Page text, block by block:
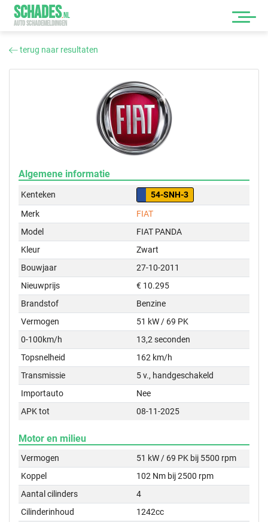
SCHADES.NL
AUTO SCHADEMELDINGEN
terug naar resultaten
Algemene informatie
Kenteken
54-SNH-3
Merk
FIAT
Model
FIAT PANDA
Kleur
Zwart
Bouwjaar
27-10-2011
Nieuwprijs
€ 10.295
Brandstof
Benzine
Vermogen
51 kW / 69 PK
0-100km/h
13,2 seconden
Topsnelheid
162 km/h
Transmissie
5 v., handgeschakeld
Importauto
Nee
APK tot
08-11-2025
Motor en milieu
Vermogen
51 kW / 69 PK bij 5500 rpm
Koppel
102 Nm bij 2500 rpm
Aantal cilinders
4
Cilinderinhoud
1242cc